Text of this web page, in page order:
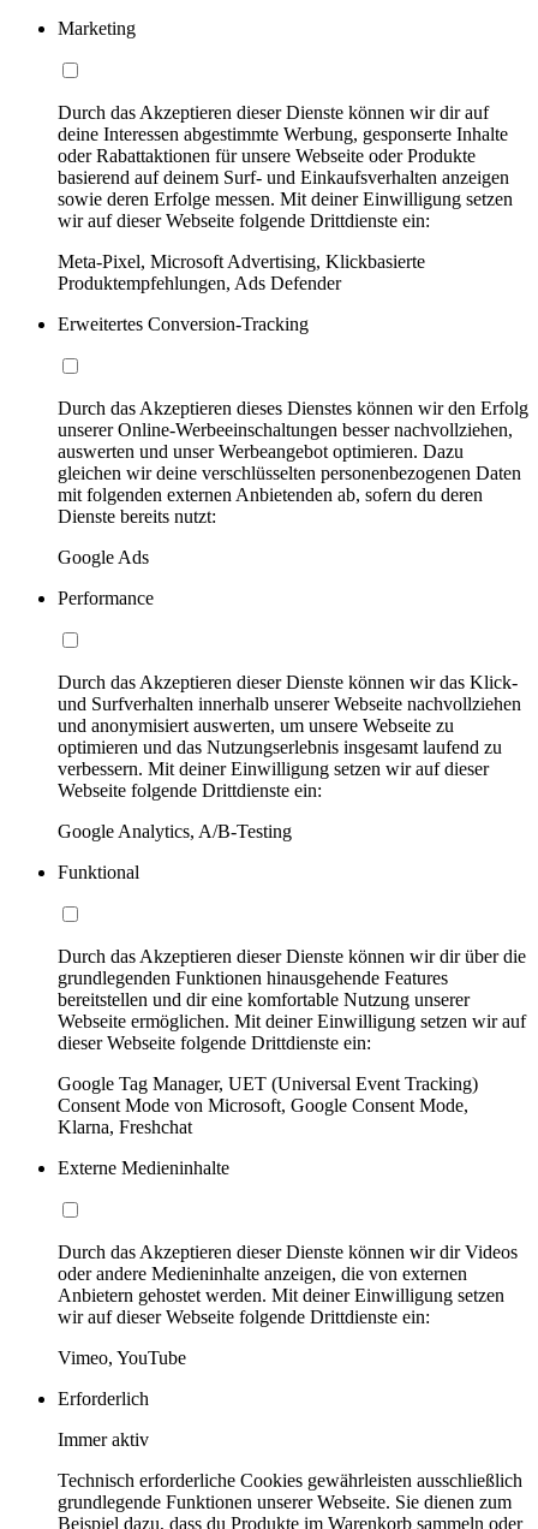
Marketing
Durch das Akzeptieren dieser Dienste können wir dir auf
deine Interessen abgestimmte Werbung, gesponserte Inhalte
oder Rabattaktionen für unsere Webseite oder Produkte
basierend auf deinem Surf- und Einkaufsverhalten anzeigen
sowie deren Erfolge messen. Mit deiner Einwilligung setzen
wir auf dieser Webseite folgende Drittdienste ein:
Meta-Pixel, Microsoft Advertising, Klickbasierte
Produktempfehlungen, Ads Defender
Erweitertes Conversion-Tracking
Durch das Akzeptieren dieses Dienstes können wir den Erfolg
unserer Online-Werbeeinschaltungen besser nachvollziehen,
auswerten und unser Werbeangebot optimieren. Dazu
gleichen wir deine verschlüsselten personenbezogenen Daten
mit folgenden externen Anbietenden ab, sofern du deren
Dienste bereits nutzt:
Google Ads
Performance
Durch das Akzeptieren dieser Dienste können wir das Klick-
und Surfverhalten innerhalb unserer Webseite nachvollziehen
und anonymisiert auswerten, um unsere Webseite zu
optimieren und das Nutzungserlebnis insgesamt laufend zu
verbessern. Mit deiner Einwilligung setzen wir auf dieser
Webseite folgende Drittdienste ein:
Google Analytics, A/B-Testing
Funktional
Durch das Akzeptieren dieser Dienste können wir dir über die
grundlegenden Funktionen hinausgehende Features
bereitstellen und dir eine komfortable Nutzung unserer
Webseite ermöglichen. Mit deiner Einwilligung setzen wir auf
dieser Webseite folgende Drittdienste ein:
Google Tag Manager, UET (Universal Event Tracking)
Consent Mode von Microsoft, Google Consent Mode,
Klarna, Freshchat
Externe Medieninhalte
Durch das Akzeptieren dieser Dienste können wir dir Videos
oder andere Medieninhalte anzeigen, die von externen
Anbietern gehostet werden. Mit deiner Einwilligung setzen
wir auf dieser Webseite folgende Drittdienste ein:
Vimeo, YouTube
Erforderlich
Immer aktiv
Technisch erforderliche Cookies gewährleisten ausschließlich
grundlegende Funktionen unserer Webseite. Sie dienen zum
Beispiel dazu, dass du Produkte im Warenkorb sammeln oder